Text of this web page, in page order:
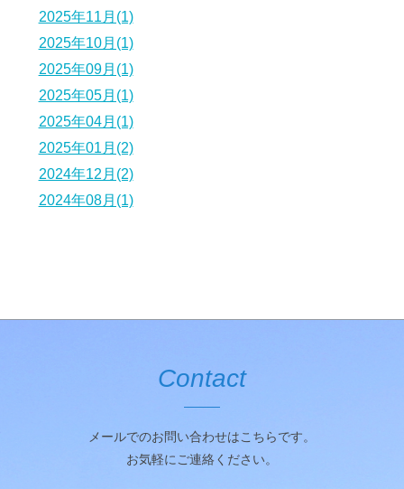
2025年11月(1)
2025年10月(1)
2025年09月(1)
2025年05月(1)
2025年04月(1)
2025年01月(2)
2024年12月(2)
2024年08月(1)
Contact
メールでのお問い合わせはこちらです。
お気軽にご連絡ください。